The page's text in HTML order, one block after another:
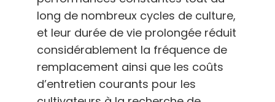
long de nombreux cycles de culture,
et leur durée de vie prolongée réduit
considérablement la fréquence de
remplacement ainsi que les coûts
d’entretien courants pour les